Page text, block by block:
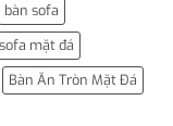
bàn sofa
mặt đá
Bàn Ăn Tròn Mặt Đá